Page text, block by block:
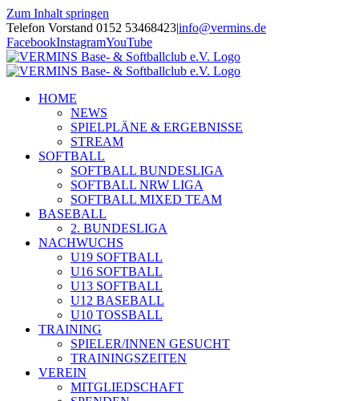
Zum Inhalt springen
Telefon Vorstand 0152 53468423|info@vermins.de
FacebookInstagramYouTube
HOME
NEWS
SPIELPLÄNE & ERGEBNISSE
STREAM
SOFTBALL
SOFTBALL BUNDESLIGA
SOFTBALL NRW LIGA
SOFTBALL MIXED TEAM
BASEBALL
2. BUNDESLIGA
NACHWUCHS
U19 SOFTBALL
U16 SOFTBALL
U13 SOFTBALL
U12 BASEBALL
U10 TOSSBALL
TRAINING
SPIELER/INNEN GESUCHT
TRAININGSZEITEN
VEREIN
MITGLIEDSCHAFT